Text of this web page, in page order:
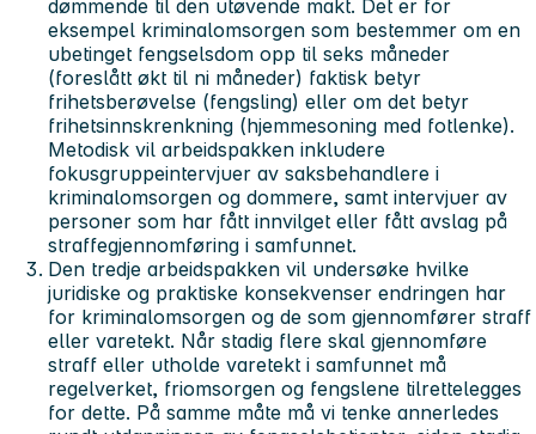
dømmende til den utøvende makt. Det er for
eksempel kriminalomsorgen som bestemmer om en
ubetinget fengselsdom opp til seks måneder
(foreslått økt til ni måneder) faktisk betyr
frihetsberøvelse (fengsling) eller om det betyr
frihetsinnskrenkning (hjemmesoning med fotlenke).
Metodisk vil arbeidspakken inkludere
fokusgruppeintervjuer av saksbehandlere i
kriminalomsorgen og dommere, samt intervjuer av
personer som har fått innvilget eller fått avslag på
straffegjennomføring i samfunnet.
Den tredje arbeidspakken vil undersøke hvilke
juridiske og praktiske konsekvenser endringen har
for kriminalomsorgen og de som gjennomfører straff
eller varetekt. Når stadig flere skal gjennomføre
straff eller utholde varetekt i samfunnet må
regelverket, friomsorgen og fengslene tilrettelegges
for dette. På samme måte må vi tenke annerledes